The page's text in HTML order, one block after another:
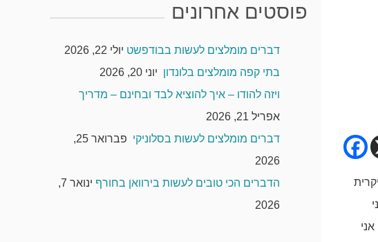
פוסטים אחרונים
דברים מומלצים לעשות בבודפשט יולי 22, 2026
בתי קפה מומלצים בלונדון יוני 20, 2026
ויזה להודו – איך להוציא לבד ובחינם – מדריך
אפריל 21, 2026
דברים מומלצים לעשות בסלוניקי
פברואר 25,
2026
הדברים הכי טובים לעשות בירוואן בחורף
ינואר 7,
2026